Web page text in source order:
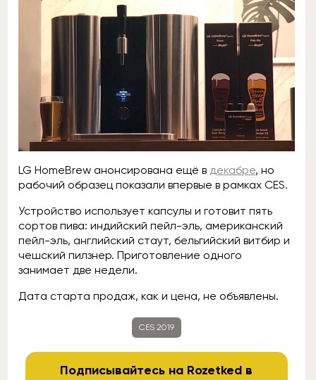
LG HomeBrew анонсирована ещё в декабре, но
рабочий образец показали впервые в рамках CES.
Устройство использует капсулы и готовит пять
сортов пива: индийский пейл-эль, американский
пейл-эль, английский стаут, бельгийский витбир и
чешский пилзнер. Приготовление одного
занимает две недели.
Дата старта продаж, как и цена, не объявлены.
CES 2019
Подписывайтесь на Rozetked в